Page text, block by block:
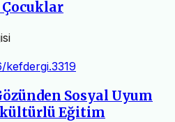
Çocuklar
kefdergi.3319
Sosyal Uyum
Eğitim